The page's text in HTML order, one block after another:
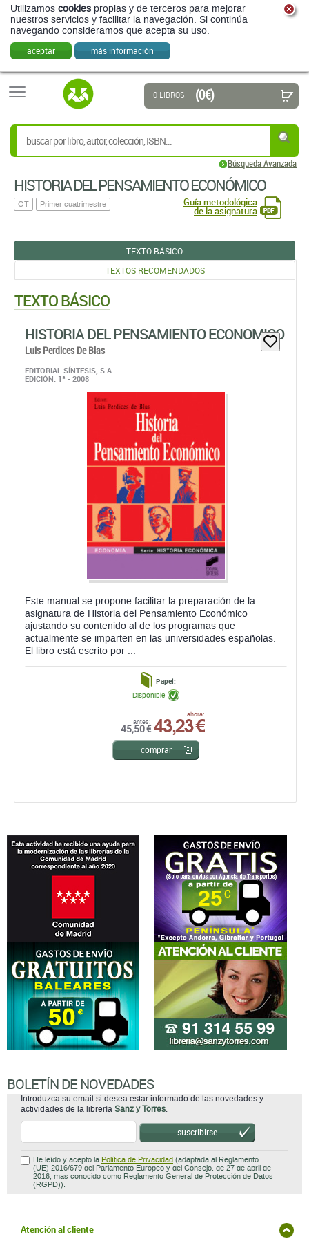
Utilizamos cookies propias y de terceros para mejorar
nuestros servicios y facilitar la navegación. Si continúa
navegando consideramos que acepta su uso.
aceptar más información
Búsqueda Avanzada
0 LIBROS (0 €)
HISTORIA DEL PENSAMIENTO ECONÓMICO
OT Primer cuatrimestre Guía metodológica
de la asignatura
TEXTO BÁSICO
TEXTOS RECOMENDADOS
TEXTO BÁSICO
HISTORIA DEL PENSAMIENTO ECONOMICO
Luis Perdices De Blas
EDITORIAL SÍNTESIS, S.A.
EDICIÓN: 1ª - 2008
Este manual se propone facilitar la preparación de la
asignatura de Historia del Pensamiento Económico
ajustando su contenido al de los programas que
actualmente se imparten en las universidades españolas.
El libro está escrito por ...
Papel:
antes:
45,50 €
ahora:
43,23 €
Disponible
comprar
BOLETÍN DE NOVEDADES
Introduzca su email si desea estar informado de las novedades y
actividades de la librería Sanz y Torres
suscribirse
He leído y acepto la Política de Privacidad (adaptada al Reglamento
(UE) 2016/679 del Parlamento Europeo y del Consejo, de 27 de abril de
2016, mas conocido como Reglamento General de Protección de Datos
(RGPD)).
Atención al cliente